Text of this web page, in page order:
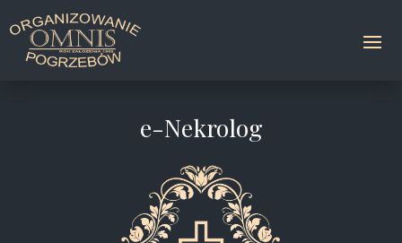
e-Nekrolog